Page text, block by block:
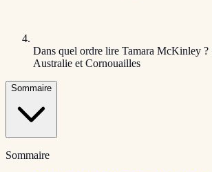
Dans quel ordre lire Tamara McKinley ?
Australie et Cornouailles
Sommaire
Sommaire